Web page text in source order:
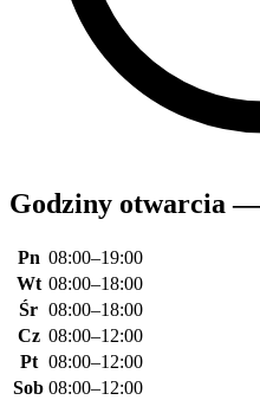
Godziny otwarcia
Pn 08:00–19:00
Wt 08:00–18:00
Śr 08:00–18:00
Cz 08:00–12:00
Pt 08:00–12:00
Sob 08:00–12:00